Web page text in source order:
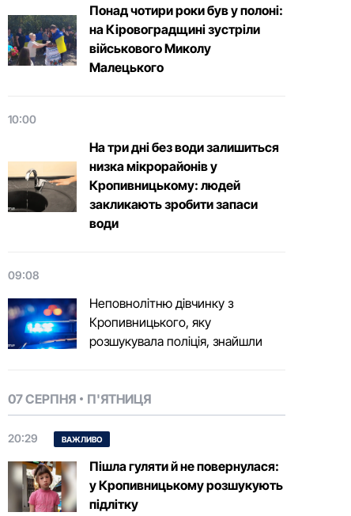
Понад чотири роки був у полоні:
на Кіровоградщині зустріли
військового Микoлу
Малецькoгo
10:00
На три дні без води залишиться
низка мікрорайонів у
Кропивницькому: людей
закликають зробити запаси
води
09:08
Неповнолітню дівчинку з
Кропивницького, яку
розшукувала поліція, знайшли
07 СЕРПНЯ П'ЯТНИЦЯ
20:29 ВАЖЛИВО
Пішла гуляти й не повернулася:
у Кропивницькому розшукують
підлітку